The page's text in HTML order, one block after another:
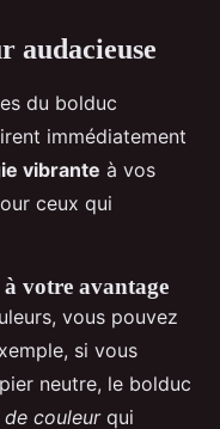
audacieuse
du bolduc
immédiatement
vibrante à vos
ceux qui
votre avantage
vous pouvez
si vous
neutre, le bolduc
couleurqui